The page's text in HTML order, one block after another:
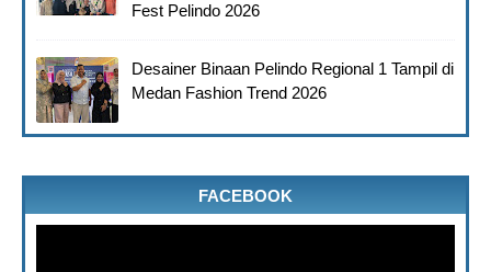
Fest Pelindo 2026
Desainer Binaan Pelindo Regional 1 Tampil di
Medan Fashion Trend 2026
FACEBOOK